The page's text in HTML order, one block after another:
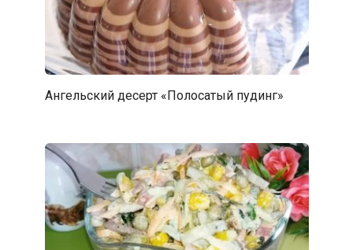
Ангельский десерт «Полосатый пудинг»